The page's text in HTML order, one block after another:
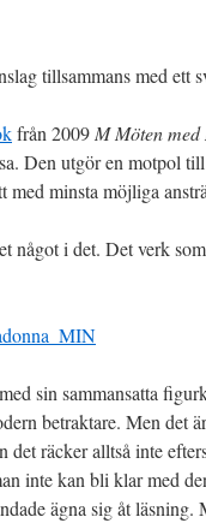
tillsammans med ett
från 2009 M Möten
Den utgör en motpol
minsta möjliga
något i det. Det verk
sin sammansatta
betraktare. Men det
räcker alltså inte
inte kan bli klar med
ägna sig åt läsning.